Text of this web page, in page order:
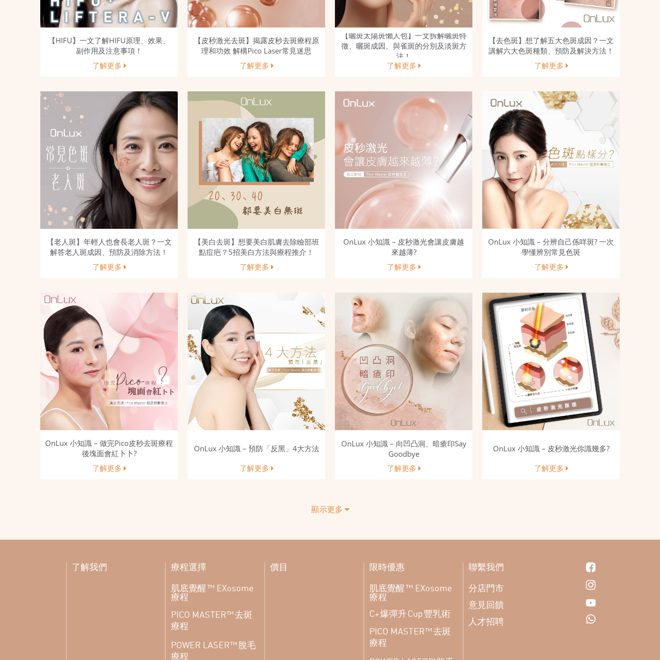
【HIFU】一文了解HIFU原理、效果、
副作用及注意事項！
了解更多
【皮秒激光去斑】揭露皮秒去斑療程原
理和功效 解構Pico Laser常見迷思
了解更多
【曬斑太陽斑懶人包】一文拆解曬斑特
徵、曬斑成因、與雀斑的分別及淡斑方
法！
了解更多
【去色斑】想了解五大色斑成因？一文
講解六大色斑種類、預防及解決方法！
了解更多
【老人斑】年輕人也會長老人斑？一文
解答老人斑成因、預防及消除方法！
了解更多
【美白去斑】想要美白肌膚去除瞼部班
點痘疤？5招美白方法與療程推介！
了解更多
OnLux 小知識 – 皮秒激光會讓皮膚越
來越薄?
了解更多
OnLux 小知識 – 分辨自己係咩斑? 一次
學懂辨別常見色斑
了解更多
OnLux 小知識 – 做完Pico皮秒去斑療程
後塊面會紅卜卜?
了解更多
OnLux 小知識 – 預防「反黑」4大方法
了解更多
OnLux 小知識 – 向凹凸洞、暗瘡印Say
Goodbye
了解更多
OnLux 小知識 – 皮秒激光你識幾多?
了解更多
顯示更多
了解我們
療程選擇
肌底覺醒™ EXosome
療程
PICO MASTER™去斑
療程
POWER LASER™脫毛
療程
價目
限時優惠
肌底覺醒™ EXosome
療程
C+爆彈升Cup豐乳術
PICO MASTER™去斑
療程
聯繫我們
分店門市
意見回饋
人才招聘